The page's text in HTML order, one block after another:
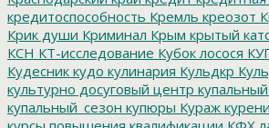
кредитоспособность Кремль креозот
Крик души Криминал Крым крытый
КСН КТ-исследование Кубок лосося
Кудесник кудо кулинария Кульдкр
культурно досуговый центр
купальный_сезон купюры Кураж